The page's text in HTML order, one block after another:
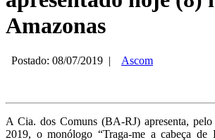
Amazonas
Postado: 08/07/2019 | Ascom
A Cia. dos Comuns (BA-RJ) apresenta,
2019, o monólogo “Traga-me a cabeça de